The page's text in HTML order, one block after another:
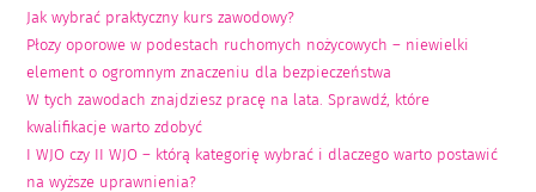
Jak wybrać praktyczny kurs zawodowy?
Płozy oporowe w podestach ruchomych nożycowych – niewielki
element o ogromnym znaczeniu dla bezpieczeństwa
W tych zawodach znajdziesz pracę na lata. Sprawdź, które
kwalifikacje warto zdobyć
I WJO czy II WJO – którą kategorię wybrać i dlaczego warto postawić
na wyższe uprawnienia?